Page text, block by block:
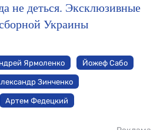
не деться. Эксклюзивные
Украины
Ярмоленко Йожеф Сабо
Зинченко
Артем Федецкий